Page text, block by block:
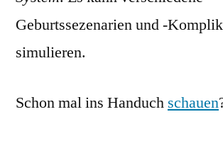
Geburtssezenarien und -
simulieren.
Schon mal ins Handuch schauen